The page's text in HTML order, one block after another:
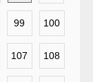
99 100
107 108